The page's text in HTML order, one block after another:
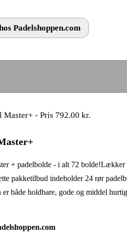
Padelshoppen.com
+ padelbolde - i alt 72 bolde!Lækker
pakketilbud indeholder 24 rør
både holdbare, gode og middel